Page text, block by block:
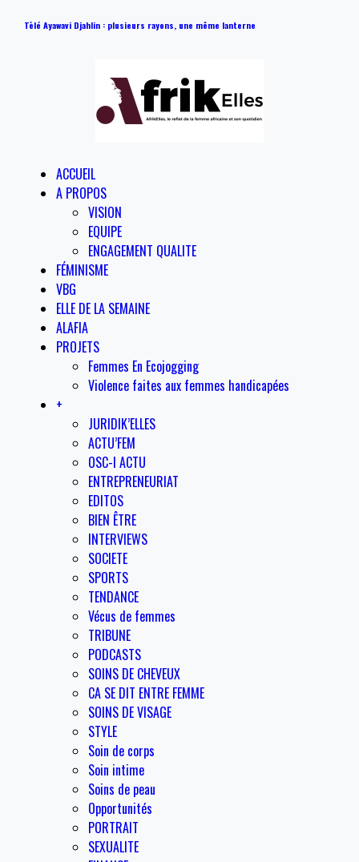
Tèlé Ayawavi Djahlin : plusieurs rayons, une même lanterne
ACCUEIL
A PROPOS
VISION
EQUIPE
ENGAGEMENT QUALITE
FÉMINISME
VBG
ELLE DE LA SEMAINE
ALAFIA
PROJETS
Femmes En Ecojogging
Violence faites aux femmes handicapées
+
JURIDIK’ELLES
ACTU’FEM
OSC-I ACTU
ENTREPRENEURIAT
EDITOS
BIEN ÊTRE
INTERVIEWS
SOCIETE
SPORTS
TENDANCE
Vécus de femmes
TRIBUNE
PODCASTS
SOINS DE CHEVEUX
CA SE DIT ENTRE FEMME
SOINS DE VISAGE
STYLE
Soin de corps
Soin intime
Soins de peau
Opportunités
PORTRAIT
SEXUALITE